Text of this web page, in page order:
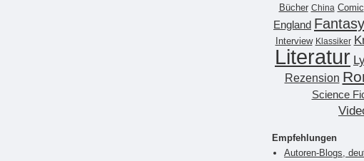
Bücher China Comic
England Fantasy
Interview Klassiker
Literatur
Rezension
Science
Empfehlungen
Autoren-Blogs,